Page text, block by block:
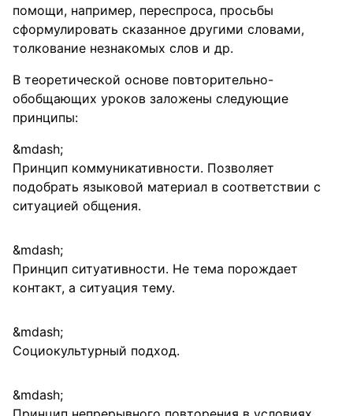
помощи, например, переспроса, просьбы
сформулировать сказанное другими словами,
толкование незнакомых слов и др.
В теоретической основе повторительно-
обобщающих уроков заложены следующие
принципы:
Принцип коммуникативности. Позволяет
подобрать языковой материал в соответствии с
ситуацией общения.
Принцип ситуативности. Не тема порождает
контакт, а ситуация тему.
Социокультурный подход.